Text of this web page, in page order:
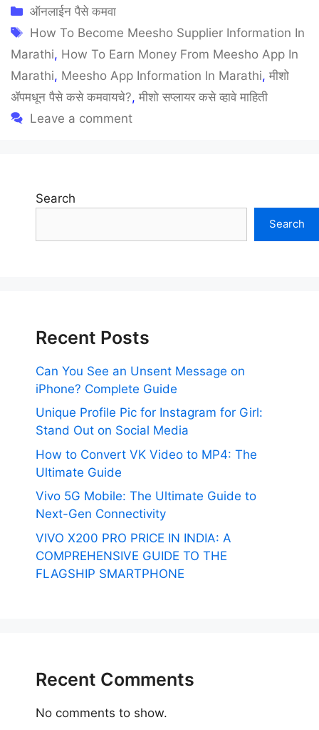
Categories
ऑनलाईन पैसे कमवा
Tags
How To Become Meesho Supplier Information In
Marathi, How To Earn Money From Meesho App In
Marathi, Meesho App Information In Marathi, मीशो
ॲपमधून पैसे कसे कमवायचे?, मीशो सप्लायर कसे व्हावे माहिती
Leave a comment
Search
Search
Recent Posts
Can You See an Unsent Message on
iPhone? Complete Guide
Unique Profile Pic for Instagram for Girl:
Stand Out on Social Media
How to Convert VK Video to MP4: The
Ultimate Guide
Vivo 5G Mobile: The Ultimate Guide to
Next-Gen Connectivity
VIVO X200 PRO PRICE IN INDIA: A
COMPREHENSIVE GUIDE TO THE
FLAGSHIP SMARTPHONE
Recent Comments
No comments to show.